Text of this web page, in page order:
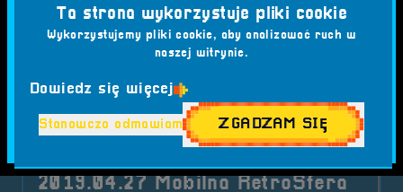
#SPORTY MOJEGO DZIECIŃSTWA
#STEGU ARENA
#STREFA RETRO
#TURNIEJ GIER
#WYDARZENIE RODZINNE
Czytaj artykuło tytule 2019.06.09 Mobilna
2019-04-27
2019.04.27 Mobilna RetroSfera
Ta strona wykorzystuje pliki cookie
Wykorzystujemy pliki cookie, aby analizować ruch w
naszej witrynie.
Dowiedz się więcej
Stanowczo odmawiam ZGADZAM SIĘ